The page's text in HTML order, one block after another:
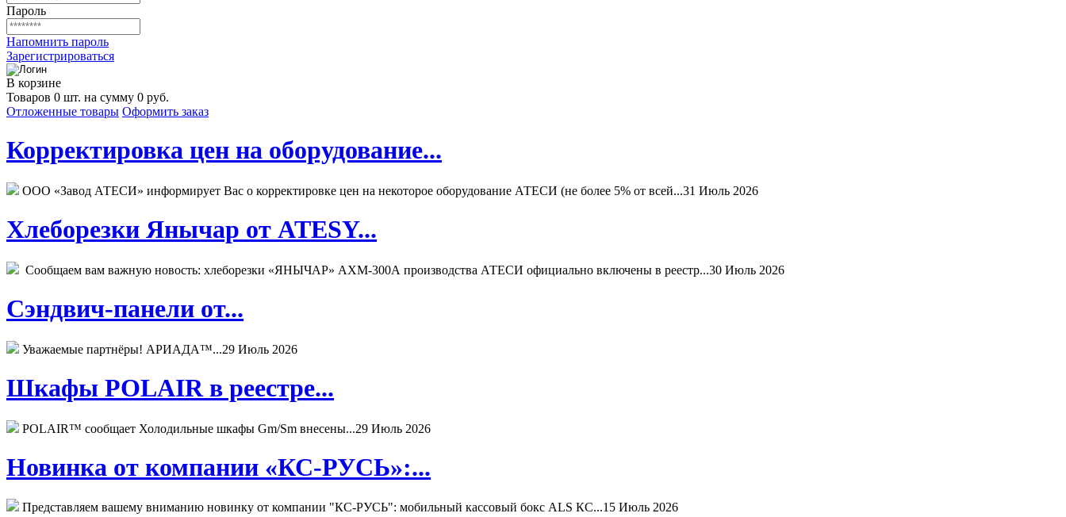
Пароль
Напомнить пароль
Зарегистрироваться
В корзине
Товаров 0 шт. на сумму 0 руб.
Отложенные товары Оформить заказ
Корректировка цен на оборудование...
ООО «Завод АТЕСИ» информирует Вас о корректировке цен на некоторое оборудование АТЕСИ (не более 5% от всей...31 Июль 2026
Хлеборезки Янычар от ATESY...
Сообщаем вам важную новость: хлеборезки «ЯНЫЧАР» АХМ-300А производства АТЕСИ официально включены в реестр...30 Июль 2026
Сэндвич-панели от...
Уважаемые партнёры! АРИАДА™...29 Июль 2026
Шкафы POLAIR в реестре...
POLAIR™ сообщает Холодильные шкафы Gm/Sm внесены...29 Июль 2026
Новинка от компании «КС-РУСЬ»:...
Представляем вашему вниманию новинку от компании "КС-РУСЬ": мобильный кассовый бокс ALS КС...15 Июль 2026